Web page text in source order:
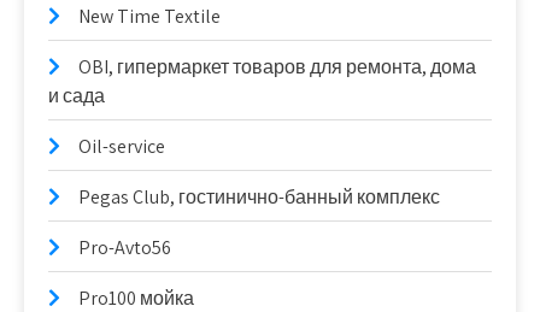
New Time Textile
OBI, гипермаркет товаров для ремонта, дома
и сада
Oil-service
Pegas Club, гостинично-банный комплекс
Pro-Avto56
Pro100 мойка